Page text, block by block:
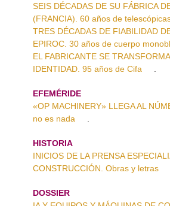
SEIS DÉCADAS DE SU FÁBRICA
(FRANCIA). 60 años de
TRES DÉCADAS DE FIABILIDAD
EPIROC. 30 años de cuerpo
EL FABRICANTE SE
IDENTIDAD. 95 años de Cifa
EFEMÉRIDE
«OP MACHINERY» LLEGA AL
no es nada
HISTORIA
INICIOS DE LA PRENSA
CONSTRUCCIÓN. Obras y letras
DOSSIER